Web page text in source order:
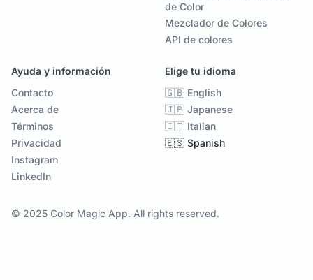
de Color
Mezclador de Colores
API de colores
Ayuda y información
Contacto
Acerca de
Términos
Privacidad
Instagram
LinkedIn
Elige tu idioma
🇬🇧 English
🇯🇵 Japanese
🇮🇹 Italian
🇪🇸 Spanish
© 2025 Color Magic App. All rights reserved.